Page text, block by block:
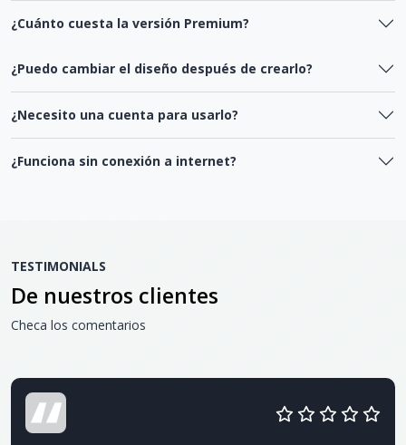
¿Cuánto cuesta la versión Premium?
¿Puedo cambiar el diseño después de crearlo?
¿Necesito una cuenta para usarlo?
¿Funciona sin conexión a internet?
TESTIMONIALS
De nuestros clientes
Checa los comentarios